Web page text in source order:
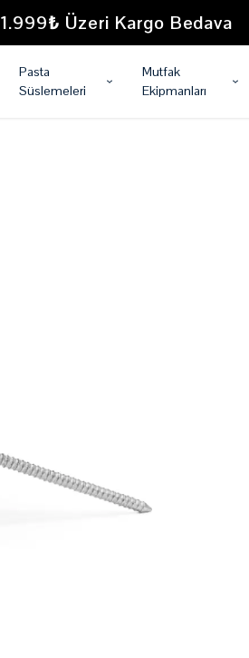
1.999₺ Üzeri Kargo Bedava
Pasta
Süslemeleri
Mutfak
Ekipmanları